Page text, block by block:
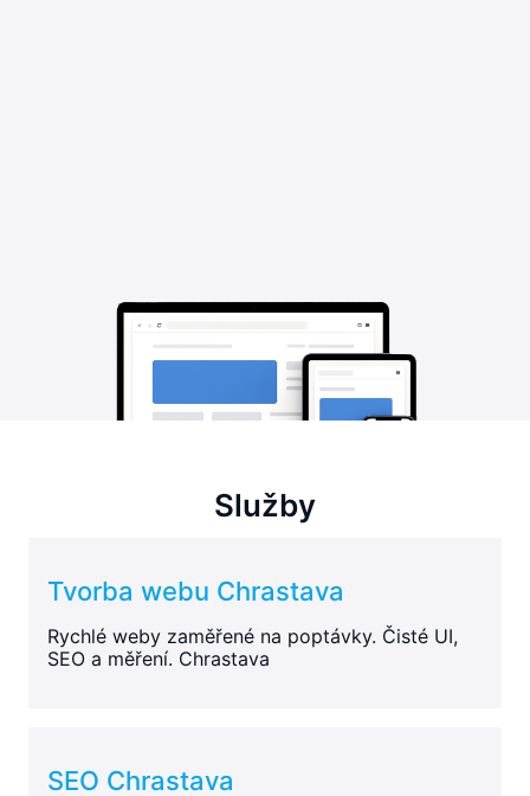
Služby
Tvorba webu Chrastava
Rychlé weby zaměřené na poptávky. Čisté UI,
SEO a měření. Chrastava
SEO Chrastava